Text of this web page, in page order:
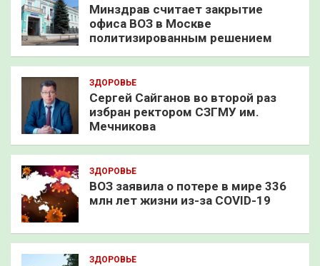
Минздрав считает закрытие
офиса ВОЗ в Москве
политизированным решением
ЗДОРОВЬЕ
Сергей Сайганов во второй раз
избран ректором СЗГМУ им.
Мечникова
ЗДОРОВЬЕ
ВОЗ заявила о потере в мире 336
млн лет жизни из-за COVID-19
ЗДОРОВЬЕ